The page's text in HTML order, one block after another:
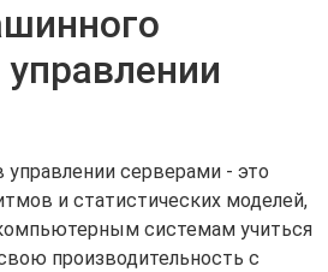
серверами - это
и статистических моделей,
системам учиться
производительность с